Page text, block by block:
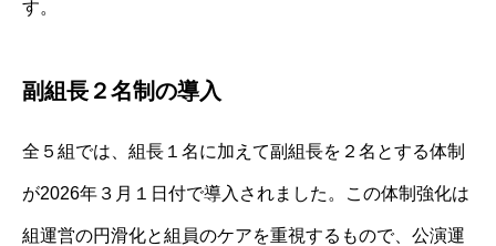
す。
副組長２名制の導入
全５組では、組長１名に加えて副組長を２名とする体制
が2026年３月１日付で導入されました。この体制強化は
組運営の円滑化と組員のケアを重視するもので、公演運